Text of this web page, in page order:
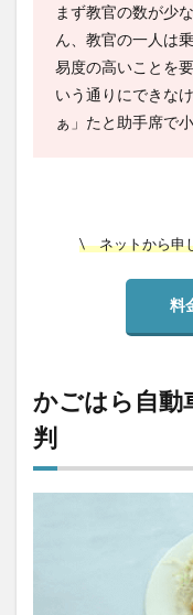
まず教官の数が少
ん、教官の一人は
易度の高いことを
いう通りにできな
ぁ」たと助手席で
\ ネットから申
料
かごはら自動
判